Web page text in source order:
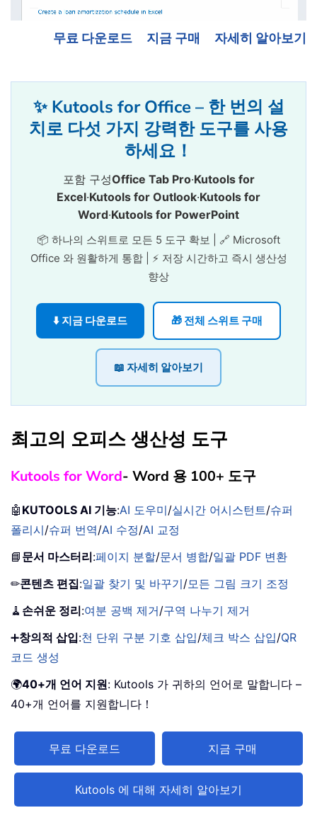
무료 다운로드 지금 구매 자세히 알아보기
✨ Kutools for Office – 한 번의 설
치로 다섯 가지 강력한 도구를 사용
하세요！
포함 구성Office Tab Pro·Kutools for
Excel·Kutools for Outlook·Kutools for
Word·Kutools for PowerPoint
📦 하나의 스위트로 모든 5 도구 확보 | 🔗 Microsoft
Office 와 원활하게 통합 | ⚡ 저장 시간하고 즉시 생산성
향상
⬇️ 지금 다운로드 🎁 전체 스위트 구매
📖 자세히 알아보기
최고의 오피스 생산성 도구
Kutools for Word- Word 용 100+ 도구
🤖 KUTOOLS AI 기능:AI 도우미/실시간 어시스턴트/슈퍼
폴리시/슈퍼 번역/AI 수정/AI 교정
📘 문서 마스터리:페이지 분할/문서 병합/일괄 PDF 변환
✏콘텐츠 편집:일괄 찾기 및 바꾸기/모든 그림 크기 조정
🧹 손쉬운 정리:여분 공백 제거/구역 나누기 제거
➕창의적 삽입:천 단위 구분 기호 삽입/체크 박스 삽입/QR
코드 생성
🌍40+개 언어 지원: Kutools 가 귀하의 언어로 말합니다 –
40+개 언어를 지원합니다！
무료 다운로드 지금 구매
Kutools 에 대해 자세히 알아보기